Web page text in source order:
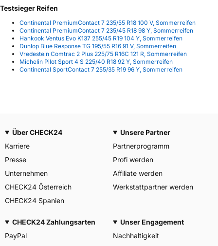
Testsieger Reifen
Continental PremiumContact 7 235/55 R18 100 V, Sommerreifen
Continental PremiumContact 7 235/45 R18 98 Y, Sommerreifen
Hankook Ventus Evo K137 255/45 R19 104 Y, Sommerreifen
Dunlop Blue Response TG 195/55 R16 91 V, Sommerreifen
Vredestein Comtrac 2 Plus 225/75 R16C 121 R, Sommerreifen
Michelin Pilot Sport 4 S 225/40 R18 92 Y, Sommerreifen
Continental SportContact 7 255/35 R19 96 Y, Sommerreifen
Über CHECK24
Karriere
Presse
Unternehmen
CHECK24 Österreich
CHECK24 Spanien
Unsere Partner
Partnerprogramm
Profi werden
Affiliate werden
Werkstattpartner werden
CHECK24 Zahlungsarten
PayPal
Unser Engagement
Nachhaltigkeit